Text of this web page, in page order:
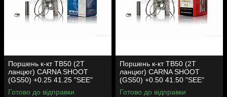
Поршень к-кт TB50 (2T
ланцюг) CARNA SHOOT
(GS50) +0.25 41.25 "SEE"
(Sheng-E) таємниця (акція)
Готово до відправки
Поршень к-кт TB50 (2T
ланцюг) CARNA SHOOT
(GS50) +0.50 41.50 "SEE"
(Sheng-E) таємниця (акція)
Готово до відправки